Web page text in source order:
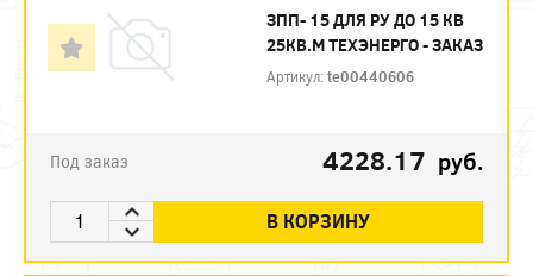
ЗПП- 15 ДЛЯ РУ ДО 15 КВ
25КВ.М ТЕХЭНЕРГО - ЗАКАЗ
Артикул:te00440606
Под заказ 4228.17 руб.
В КОРЗИНУ